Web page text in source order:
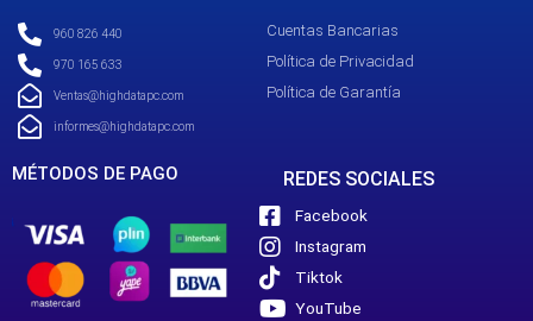
960 826 440
970 165 633
Ventas@highdatapc.com
informes@highdatapc.com
Cuentas Bancarias
Política de Privacidad
Política de Garantía
MÉTODOS DE PAGO REDES SOCIALES
Facebook
Instagram
Tiktok
YouTube